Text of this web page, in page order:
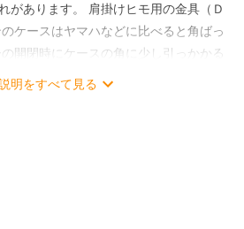
があります。 肩掛けヒモ用の金具（Ｄ
ケースはヤマハなどに比べると角ばっ
開閉時にケースの角に少し引っかかる
ズ：39cm x 20cm x 8cm（横×縦×マ
明をすべて見る